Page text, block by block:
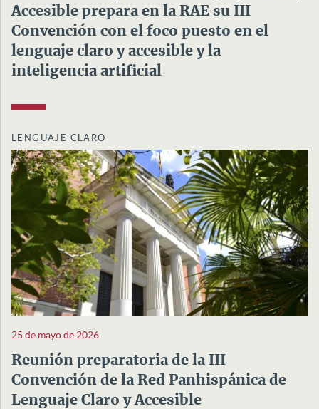
Accesible prepara en la RAE su III
Convención con el foco puesto en el
lenguaje claro y accesible y la
inteligencia artificial
LENGUAJE CLARO
25 de mayo de 2026
Reunión preparatoria de la III
Convención de la Red Panhispánica de
Lenguaje Claro y Accesible